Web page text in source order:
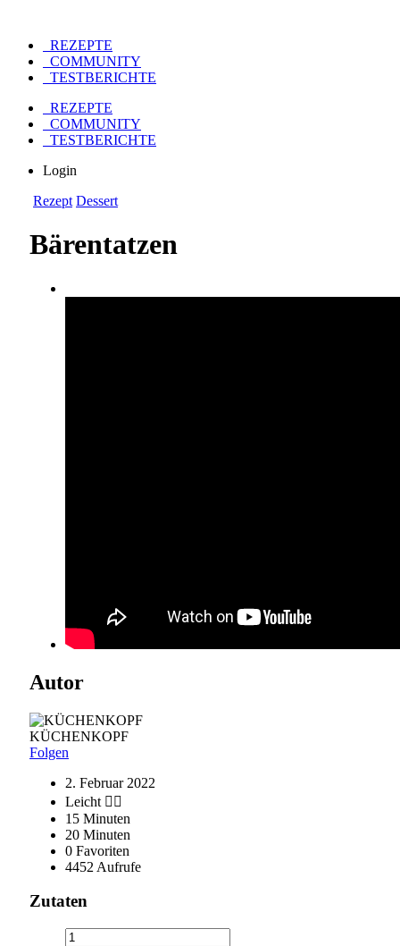
REZEPTE
COMMUNITY
TESTBERICHTE
REZEPTE
COMMUNITY
TESTBERICHTE
Login
Rezept Dessert
Bärentatzen
Autor
KÜCHENKOPF
Folgen
2. Februar 2022
Leicht 👌🏼
15 Minuten
20 Minuten
0 Favoriten
4452 Aufrufe
Zutaten